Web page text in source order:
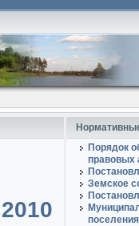
Порядок
правовых
Земское
поселения